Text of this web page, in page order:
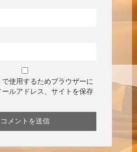
使用するためブラウザーに
ールアドレス、サイトを保存